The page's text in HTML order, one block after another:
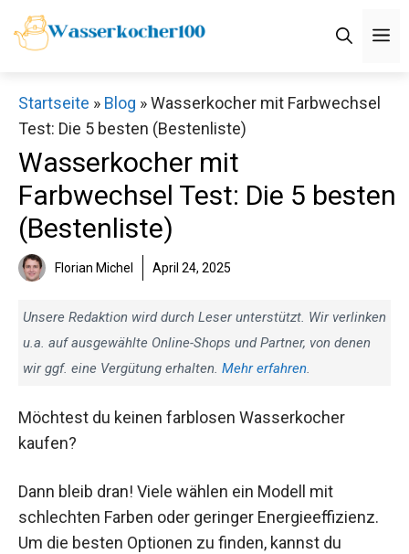
Zum
Inhalt
Startseite » Blog »Wasserkocher mit Farbwechsel
Test: Die 5 besten (Bestenliste)
Wasserkocher mit
Farbwechsel Test: Die 5 besten
(Bestenliste)
Florian Michel April 24, 2025
Unsere Redaktion wird durch Leser unterstützt. Wir verlinken
u.a. auf ausgewählte Online-Shops und Partner, von denen
wir ggf. eine Vergütung erhalten. Mehr erfahren.
Möchtest du keinen farblosen Wasserkocher
kaufen?
Dann bleib dran! Viele wählen ein Modell mit
schlechten Farben oder geringer Energieeffizienz.
Um die besten Optionen zu finden, kannst du